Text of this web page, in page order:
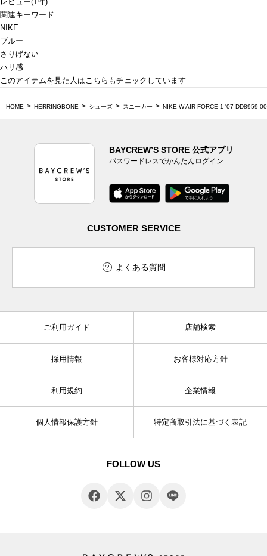
関連キーワード
NIKE
ブルー
さりげない
ハリ感
このアイテムを見た人はこちらもチェックしています
HOME HERRINGBONE シューズ スニーカー NIKE W AIR FORCE 1 '07 DD8959-
BAYCREW’S STORE 公式アプリ
パスワードレスでかんたんログイン
CUSTOMER SERVICE
よくある質問
ご利用ガイド 店舗検索
採用情報 お客様対応方針
利用規約 企業情報
個人情報保護方針 特定商取引法に基づく表記
FOLLOW US